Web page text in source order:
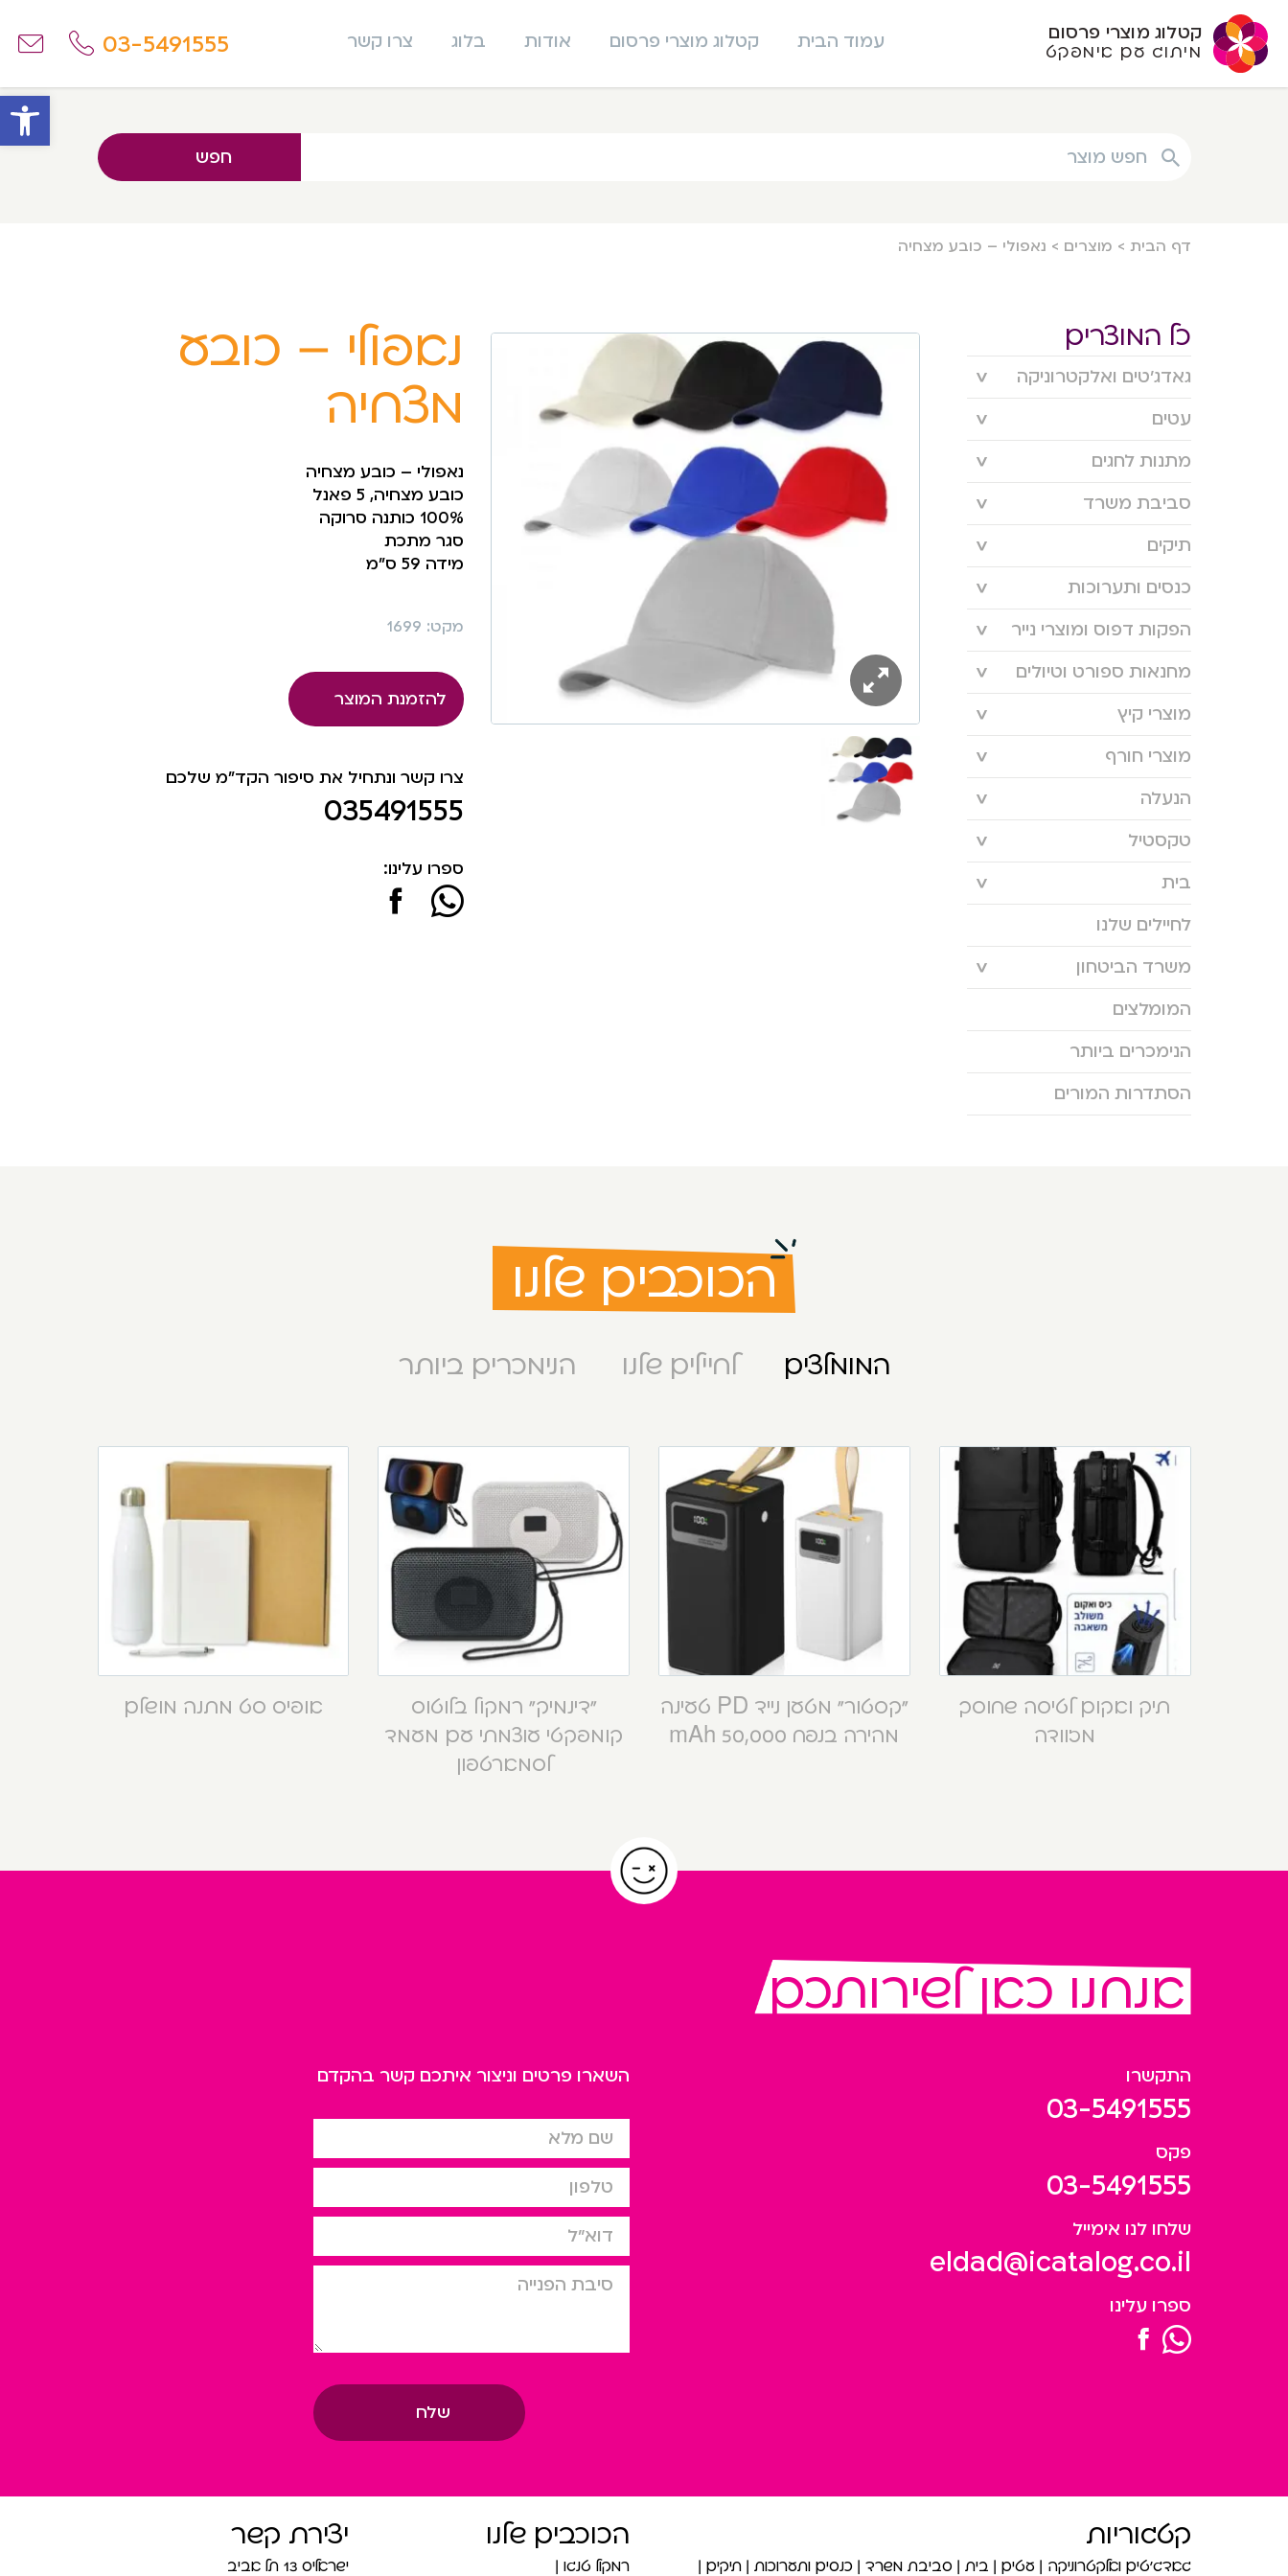
קטלוג מוצרי פרסום
מיתוג עם אימפקט עמוד הבית קטלוג מוצרי פרסום אודות בלוג צרו קשר 03-5491555
חפש מוצר
חפש
דף הבית > מוצרים > נאפולי – כובע מצחיה
כל המוצרים
גאדג’טים ואלקטרוניקה
עטים
מתנות לחגים
סביבת משרד
תיקים
כנסים ותערוכות
הפקות דפוס ומוצרי נייר
מחנאות ספורט וטיולים
מוצרי קיץ
מוצרי חורף
הנעלה
טקסטיל
בית
לחיילים שלנו
משרד הביטחון
המומלצים
הנימכרים ביותר
הסתדרות המורים
נאפולי – כובע
מצחיה
נאפולי – כובע מצחיה
כובע מצחיה, 5 פאנל
100% כותנה סרוקה
סגר מתכת
מידה 59 ס”מ
מקט: 1699
להזמנת המוצר
צרו קשר ונתחיל את סיפור הקד"מ שלכם
035491555
ספרו עלינו:
הכוכבים שלנו
המומלצים לחיילים שלנו הנימכרים ביותר
תיק ואקום לטיסה שחוסך
מזוודה
“קסטור” מטען נייד PD טעינה
מהירה בנפח 50,000 mAh
“דינמיק” רמקול בלוטוס
קומפקטי עוצמתי עם מעמד
לסמארטפון
אופיס סט מתנה מושלם
אנחנו כאן לשירותכם
התקשרו
03-5491555
פקס
03-5491555
שלחו לנו אימייל
eldad@icatalog.co.il
ספרו עלינו
השארו פרטים וניצור איתכם קשר בהקדם
שם מלא
טלפון
דוא”ל
סיבת הפניה
שלח
קטגוריות
גאדג’טים ואלקטרוניקה עטים בית סביבת משרד כנסים ותערוכות תיקים
הכוכבים שלנו
רמקול טנגו
יצירת קשר
ישראליס 13 תל אביב